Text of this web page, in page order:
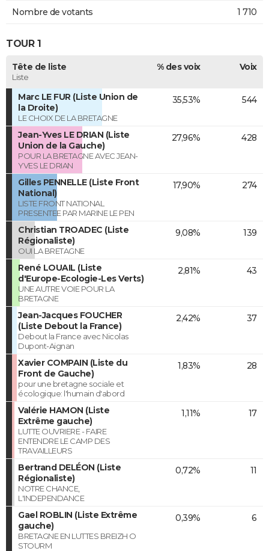
Nombre de votants 1 710
TOUR 1
Tête de liste
Liste
% des voix Voix
Marc LE FUR (Liste Union de
la Droite)
LE CHOIX DE LA BRETAGNE
35,53% 544
Jean-Yves LE DRIAN (Liste
Union de la Gauche)
POUR LA BRETAGNE AVEC JEAN-
YVES LE DRIAN
27,96% 428
Gilles PENNELLE (Liste Front
National)
LISTE FRONT NATIONAL
PRESENTEE PAR MARINE LE PEN
17,90% 274
Christian TROADEC (Liste
Régionaliste)
OUI LA BRETAGNE
9,08% 139
René LOUAIL (Liste
d'Europe-Ecologie-Les Verts)
UNE AUTRE VOIE POUR LA
BRETAGNE
2,81% 43
Jean-Jacques FOUCHER
(Liste Debout la France)
Debout la France avec Nicolas
Dupont-Aignan
2,42% 37
Xavier COMPAIN (Liste du
Front de Gauche)
pour une bretagne sociale et
écologique: l'humain d'abord
1,83% 28
Valérie HAMON (Liste
Extrême gauche)
LUTTE OUVRIERE - FAIRE
ENTENDRE LE CAMP DES
TRAVAILLEURS
1,11% 17
Bertrand DELÉON (Liste
Régionaliste)
NOTRE CHANCE,
L'INDEPENDANCE
0,72% 11
Gael ROBLIN (Liste Extrême
gauche)
BRETAGNE EN LUTTES BREIZH O
STOURM
0,39% 6